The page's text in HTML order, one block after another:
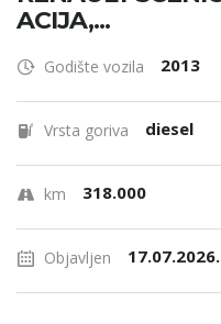
ACIJA,...
Godište vozila 2013
Vrsta goriva diesel
km 318.000
Objavljen 17.07.2026.